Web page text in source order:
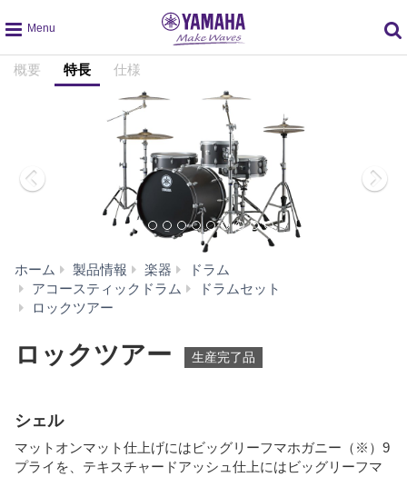
global
navigation
概要 特長 仕様
ホーム 製品情報 楽器
ドラム
アコースティックドラム
ドラムセット
ロックツアー
ロックツアー 生産完了品
シェル
マットオンマット仕上げにはビッグリーフマホガニー（※）9
プライを、テキスチャードアッシュ仕上にはビッグリーフマ